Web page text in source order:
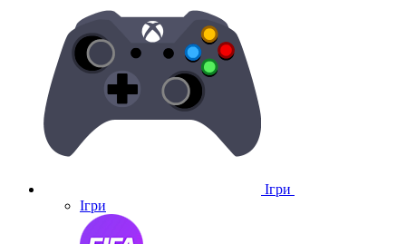
Ігри
Ігри